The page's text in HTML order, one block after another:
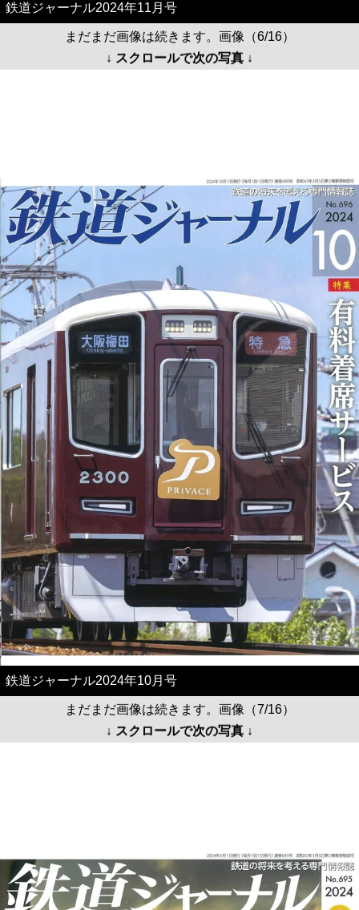
鉄道ジャーナル2024年11月号
まだまだ画像は続きます。画像（6/16）
↓ スクロールで次の写真 ↓
鉄道ジャーナル2024年10月号
まだまだ画像は続きます。画像（7/16）
↓ スクロールで次の写真 ↓